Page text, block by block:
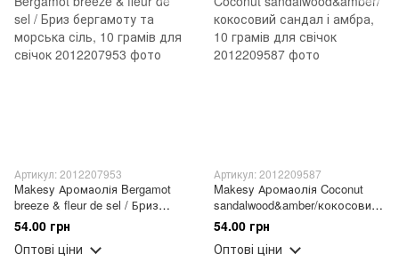
Артикул: 2012207953
Makesy Аромаолія Bergamot
breeze & fleur de sel / Бриз
бергамоту та морська сіль, 10
грамів для свічок
54.00 грн
Оптові ціни
Артикул: 2012209587
Makesy Аромаолія Coconut
sandalwood&amber/кокосовий
сандал і амбра, 10 грамів для
свічок
54.00 грн
Оптові ціни